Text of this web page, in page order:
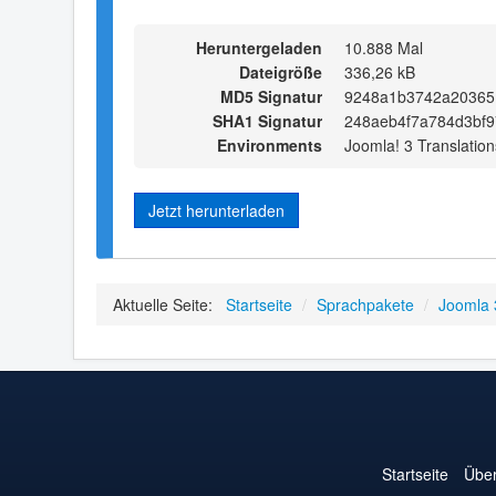
Heruntergeladen
10.888 Mal
Dateigröße
336,26 kB
MD5 Signatur
SHA1 Signatur
Environments
Joomla! 3
Jetzt herunterladen
Aktuelle Seite: Startseite / Sprachpakete / Joomla
Startseite